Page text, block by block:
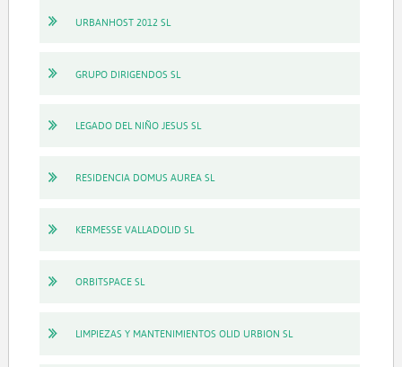
URBANHOST 2012 SL
GRUPO DIRIGENDOS SL
LEGADO DEL NIÑO JESUS SL
RESIDENCIA DOMUS AUREA SL
KERMESSE VALLADOLID SL
ORBITSPACE SL
LIMPIEZAS Y MANTENIMIENTOS OLID URBION SL